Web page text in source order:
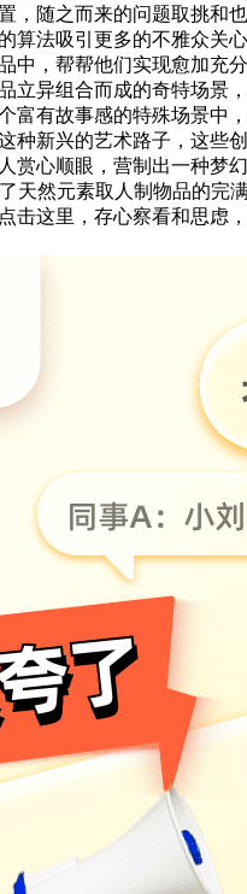
随之而来的问题取挑
算法吸引更多的不雅众
，帮帮他们实现愈加
立异组合而成的奇特场
有故事感的特殊场景
新兴的艺术路子，这
赏心顺眼，营制出一种
天然元素取人制物品的
这里，存心察看和思